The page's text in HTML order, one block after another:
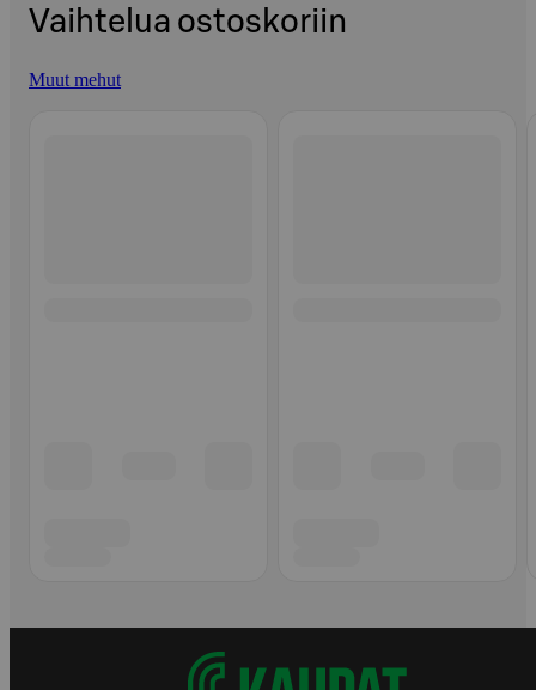
Vaihtelua ostoskoriin
Muut mehut